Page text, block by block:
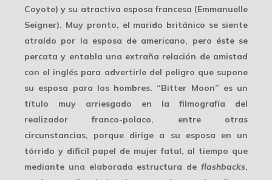
Coyote) y su atractiva esposa francesa (Emmanuelle
Seigner). Muy pronto, el marido británico se siente
atraído por la esposa de americano, pero éste se
percata y entabla una extraña relación de amistad
con el inglés para advertirle del peligro que supone
su esposa para los hombres. “Bitter Moon” es un
título muy arriesgado en la filmografía del
realizador franco-polaco, entre otras
circunstancias, porque dirige a su esposa en un
tórrido y dificil papel de mujer fatal, al tiempo que
mediante una elaborada estructura de flashbacks,